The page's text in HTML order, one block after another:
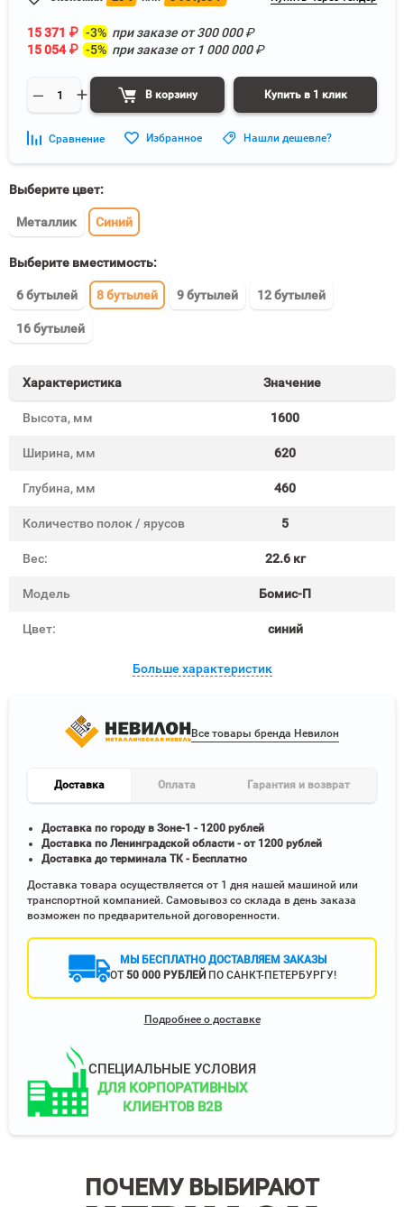
15 371 ₽ -3% при заказе от300 000₽
15 054₽ -5% при заказе от 1 000 000₽
В корзину Купить в 1 клик
Сравнение Избранное Нашли дешевле?
Выберите цвет:
Металлик Синий
Выберите вместимость:
6 бутылей 8 бутылей 9 бутылей 12 бутылей
16 бутылей
Характеристика Значение
Высота, мм 1600
Ширина, мм 620
Глубина, мм 460
Количество полок / ярусов 5
Вес: 22.6 кг
Модель Бомис-П
Цвет: синий
Больше характеристик
Все товары бренда Невилон
Доставка Оплата Гарантия и возврат
Доставка по городу в Зоне-1 - 1200 рублей
Доставка по Ленинградской области - от 1200 рублей
Доставка до терминала ТК - Бесплатно
Доставка товара осуществляется от 1 дня нашей машиной или
транспортной компанией. Самовывоз со склада в день заказа
возможен по предварительной договоренности.
МЫ БЕСПЛАТНО ДОСТАВЛЯЕМ ЗАКАЗЫ
ОТ 50 000 РУБЛЕЙ ПО САНКТ-ПЕТЕРБУРГУ!
Подробнее о доставке
СПЕЦИАЛЬНЫЕ УСЛОВИЯ
ДЛЯ КОРПОРАТИВНЫХ
КЛИЕНТОВ B2B
ПОЧЕМУ ВЫБИРАЮТ